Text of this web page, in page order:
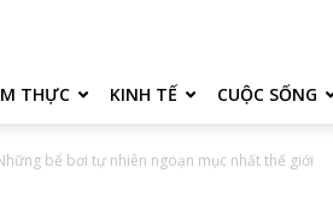
THỰC KINH TẾ CUỘC SỐNG
bể bơi tự nhiên ngoạn mục nhất thế giới